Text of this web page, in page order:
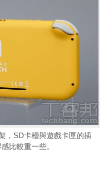
，SD卡槽與遊戲卡匣的插
比較重一些。